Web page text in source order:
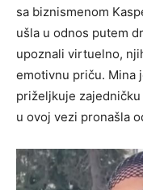
sa biznismenom
ušla u odnos putem
upoznali virtuelno,
emotivnu priču. Mina
priželjkuje
u ovoj vezi pronašla